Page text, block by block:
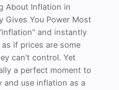
About Inflation in
Gives You Power Most
and instantly
if prices are some
can’t control. Yet
a perfect moment to
use inflation as a